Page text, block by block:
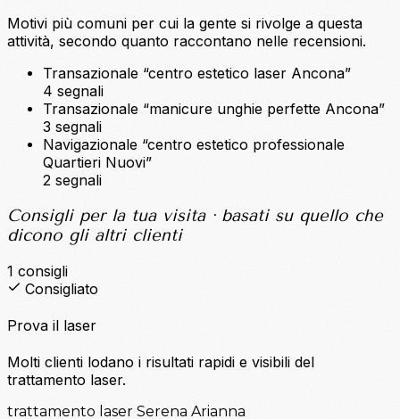
Motivi più comuni per cui la gente si rivolge a questa
attività, secondo quanto raccontano nelle recensioni.
Transazionale “centro estetico laser Ancona”
4 segnali
Transazionale “manicure unghie perfette Ancona”
3 segnali
Navigazionale “centro estetico professionale
Quartieri Nuovi”
2 segnali
Consigli per la tua visita · basati su quello che
dicono gli altri clienti
1 consigli
Consigliato
Prova il laser
Molti clienti lodano i risultati rapidi e visibili del
trattamento laser.
trattamento laser Serena Arianna